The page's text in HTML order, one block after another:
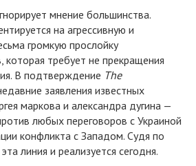
мнение большинства.
на агрессивную и
громкую прослойку
которая требует не прекращения
В подтверждение The
заявления известных
маркова и александра дугина —
любых переговоров с Украиной
конфликта с Западом. Судя по
линия и реализуется сегодня.